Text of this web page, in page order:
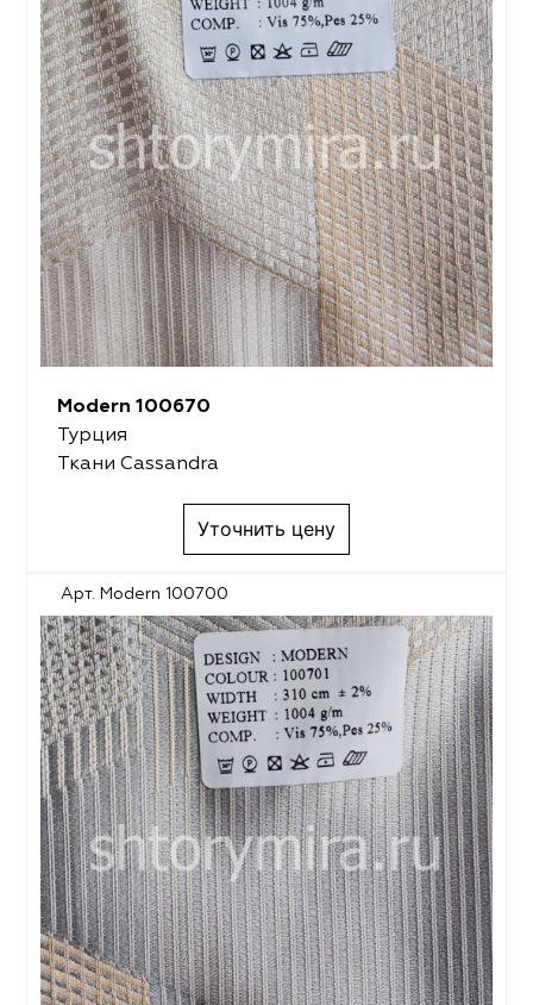
Modern 100670
Турция
Ткани Cassandra
Уточнить цену
Арт. Modern 100700